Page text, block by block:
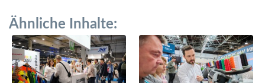
Ähnliche Inhalte: